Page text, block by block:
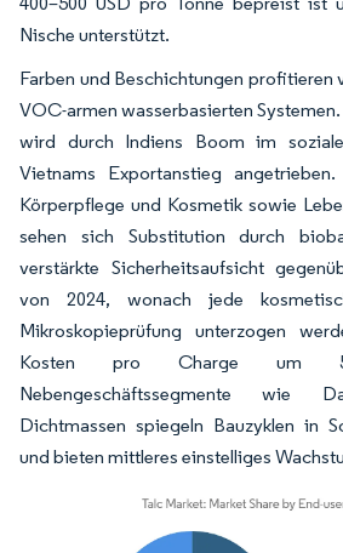
Nische unterstützt.
Farben und Beschichtungen profitieren
VOC-armen wasserbasierten
wird durch Indiens Boom im
Vietnams Exportanstieg
Körperpflege und Kosmetik sowie
sehen sich Substitution durch
verstärkte Sicherheitsaufsicht
von 2024, wonach jede
Mikroskopieprüfung unterzogen
Kosten pro Charge um
Nebengeschäftssegmente wie
Dichtmassen spiegeln Bauzyklen in
und bieten mittleres einstelliges